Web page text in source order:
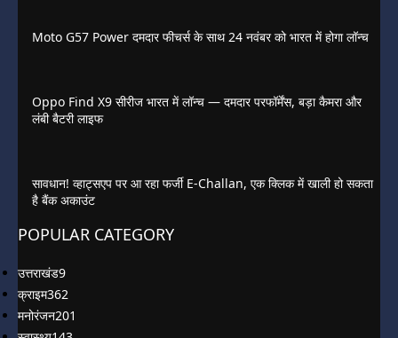
Moto G57 Power दमदार फीचर्स के साथ 24 नवंबर को भारत में होगा लॉन्च
Oppo Find X9 सीरीज भारत में लॉन्च — दमदार परफॉर्मेंस, बड़ा कैमरा और
लंबी बैटरी लाइफ
सावधान! व्हाट्सएप पर आ रहा फर्जी E-Challan, एक क्लिक में खाली हो सकता
है बैंक अकाउंट
POPULAR CATEGORY
उत्तराखंड9
क्राइम362
मनोरंजन201